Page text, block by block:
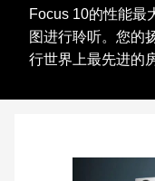
Focus 10的性能最
图进行聆听。您的
行世界上最先进的